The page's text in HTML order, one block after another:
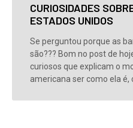
CURIOSIDADES
ESTADOS UNIDOS
Se perguntou porque as
são??? Bom no post de
curiosos que explicam o
americana ser como ela é,